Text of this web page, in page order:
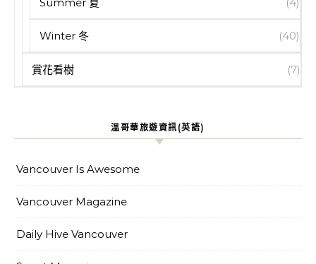
Winter 冬 (40)
賞花看樹 (7)
溫哥華旅遊資訊(英語)
Vancouver Is Awesome
Vancouver Magazine
Daily Hive Vancouver